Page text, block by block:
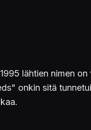
lähtien nimen
onkin sitä